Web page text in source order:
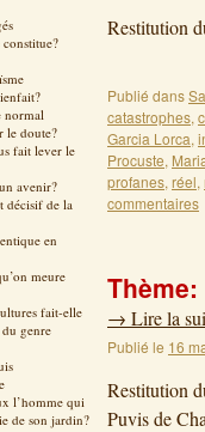
normal
le doute?
fait lever le
avenir?
décisif de la
en
meure
fait-elle
genre
l’homme qui
de son jardin?
Théo
Publié dans
catastrophes,
Garcia Lorca,
Procuste,
profanes, réel,
commentaires
→ Lire la
Publié le 16
Restitution
Puvis de